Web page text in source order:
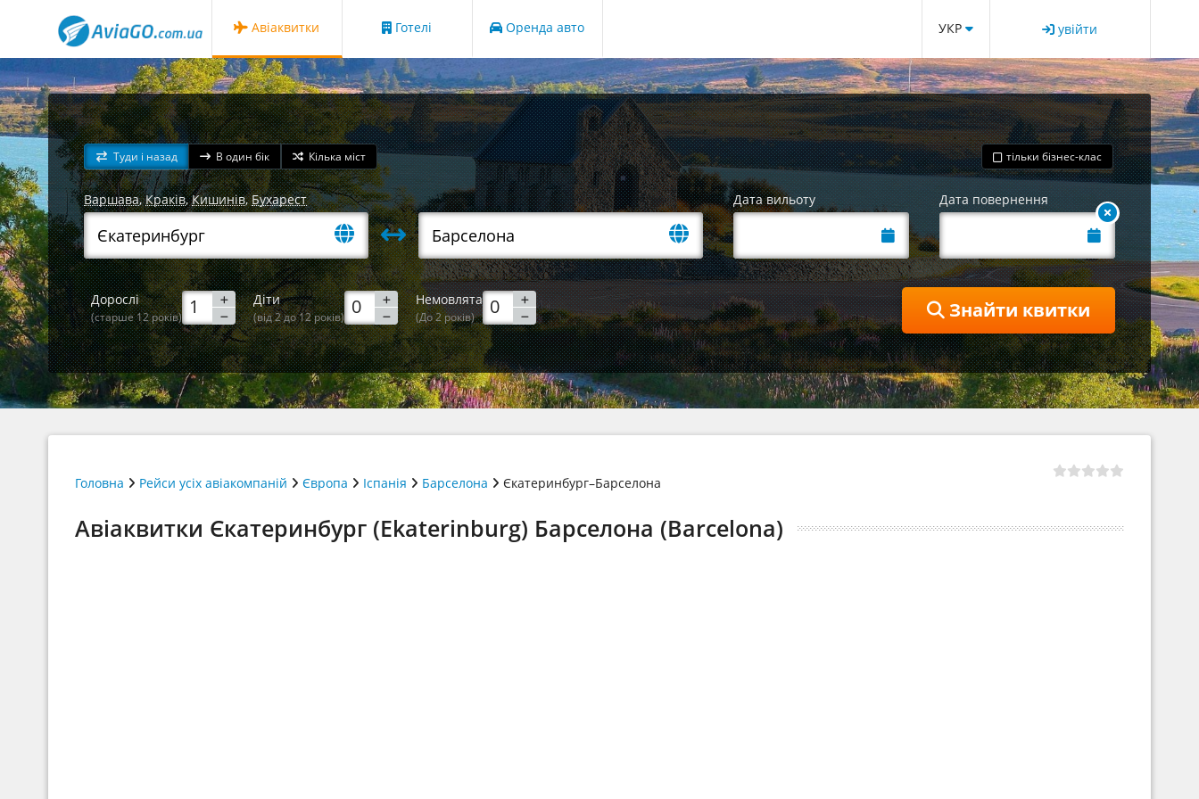
Авіаквитки Готелі Оренда авто УКР увійти
Туди і назад В один бік Кілька міст тільки бізнес-клас
Варшава,Краків,Кишинів,Бухарест Дата вильоту Дата повернення
Дорослі
(старше 12 років)
Діти
(від 2 до 12 років)
Немовлята
(До 2 років) Знайти квитки
Головна Рейси усіх авіакомпаній Європа Іспанія Барселона Єкатеринбург–Барселона
Авіаквитки Єкатеринбург (Ekaterinburg) Барселона (Barcelona)